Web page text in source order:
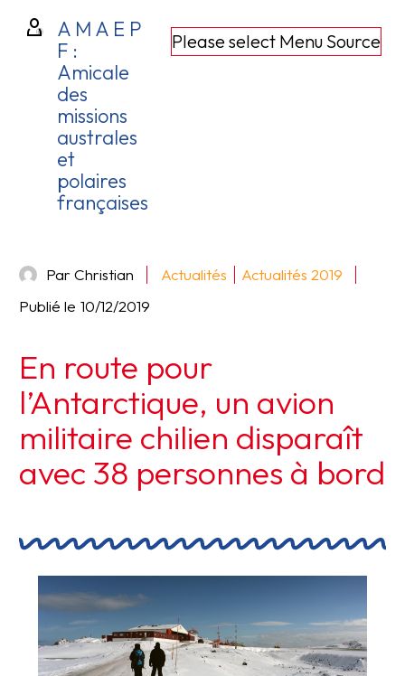
Please select Menu Source
A M A E P
F :
Amicale
des
missions
australes
et
polaires
françaises
Par Christian Actualités
Actualités 2019
Publié le 10/12/2019
En route pour
l’Antarctique, un avion
militaire chilien disparaît
avec 38 personnes à bord